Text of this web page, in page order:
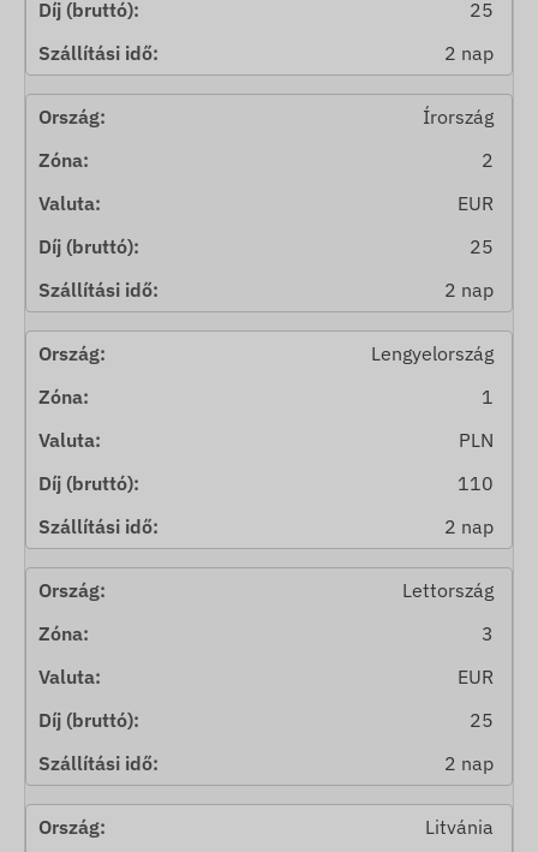
25
2 nap
Írország
2
EUR
25
2 nap
Lengyelország
1
PLN
110
2 nap
Lettország
3
EUR
25
2 nap
Litvánia